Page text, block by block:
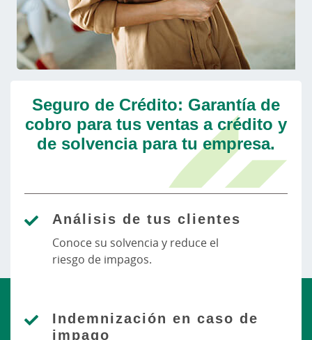
Seguro de Crédito: Garantía de
cobro para tus ventas a crédito y
de solvencia para tu empresa.
Análisis de tus clientes
Conoce su solvencia y reduce el
riesgo de impagos.
Indemnización en caso de
impago